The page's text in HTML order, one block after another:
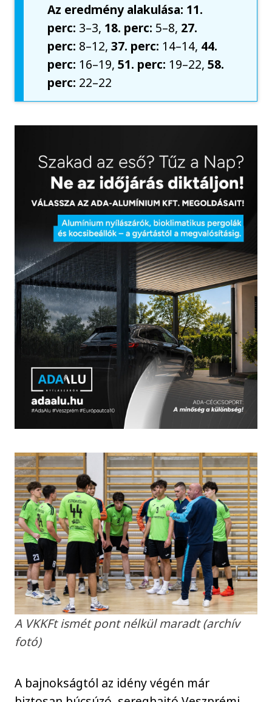
Az eredmény alakulása: 11.
perc: 3–3, 18. perc: 5–8, 27.
perc: 8–12,37. perc: 14–14, 44.
perc: 16–19,51. perc: 19–22,58.
perc: 22–22
A VKKFt ismét pont nélkül maradt (archív
fotó)
A bajnokságtól az idény végén már